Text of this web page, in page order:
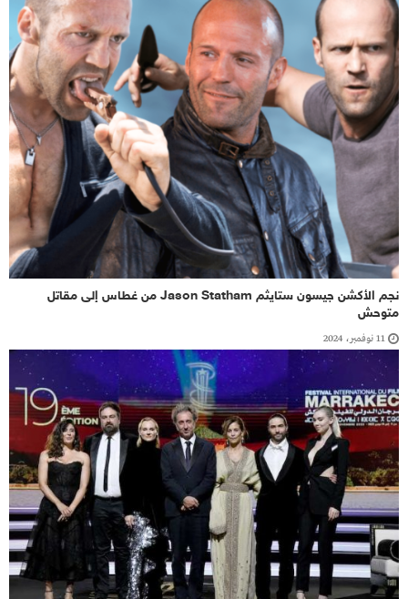
نجم الأكشن جيسون ستايثم Jason Statham من غطاس إلى مقاتل
متوحش
11 نوفمبر، 2024